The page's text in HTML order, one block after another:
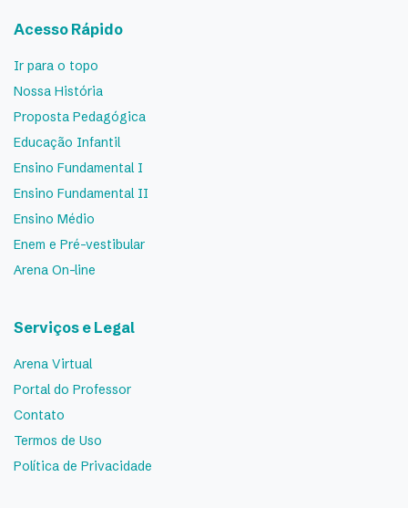
Acesso Rápido
Ir para o topo
Nossa História
Proposta Pedagógica
Educação Infantil
Ensino Fundamental I
Ensino Fundamental II
Ensino Médio
Enem e Pré-vestibular
Arena On-line
Serviços e Legal
Arena Virtual
Portal do Professor
Contato
Termos de Uso
Política de Privacidade